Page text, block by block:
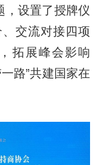
，设置了授牌仪
交流对接四项
拓展峰会影响
路”共建国家在